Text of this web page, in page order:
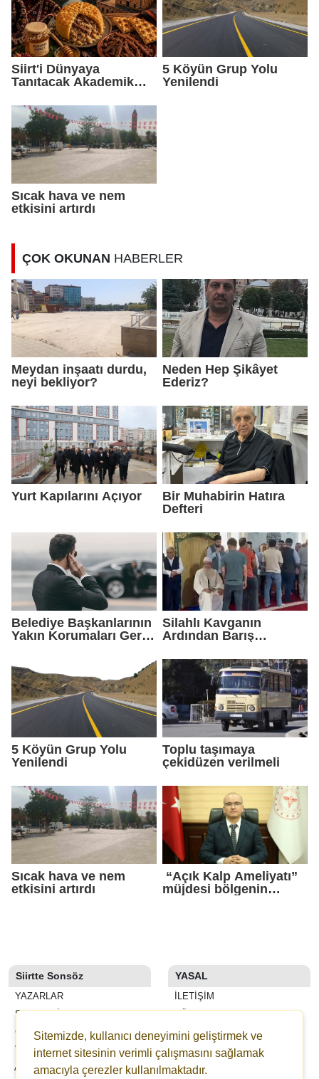
Siirt'i Dünyaya
Tanıtacak Akademik
5 Köyün Grup Yolu
Yenilendi
Sıcak hava ve nem
etkisini artırdı
ÇOK OKUNAN HABERLER
Meydan inşaatı durdu,
neyi bekliyor?
Neden Hep Şikâyet
Ederiz?
Yurt Kapılarını Açıyor
Bir Muhabirin Hatıra
Defteri
Belediye Başkanlarının
Yakın Korumaları Geri
Silahlı Kavganın
Ardından Barış
5 Köyün Grup Yolu
Yenilendi
Toplu taşımaya
çekidüzen verilmeli
Sıcak hava ve nem
etkisini artırdı
“Açık Kalp Ameliyatı”
müjdesi bölgenin
Siirtte Sonsöz
YAZARLAR
SON DAKİKA
GALERİLER
VİDEOLAR
ANKETLER
YASAL
İLETIŞIM
KÜNYE
YAYIN İLKELERI
KURALLAR
GIZLILIK
Sitemizde, kullanıcı deneyimini geliştirmek ve
internet sitesinin verimli çalışmasını sağlamak
amacıyla çerezler kullanılmaktadır.